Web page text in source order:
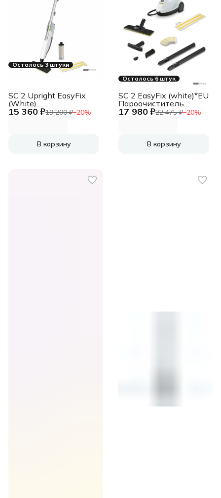
Осталось 3 штуки
15 360 ₽19 200 ₽−20%
SC 2 Upright EasyFix
(White)
Пароочиститель
В корзину
Осталось 6 штук
17 980 ₽22 475 ₽−20%
SC 2 EasyFix (white)*EU
Пароочиститель
[1.512-600.0]
В корзину